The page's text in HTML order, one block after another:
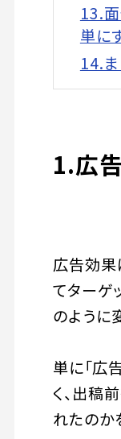
13.
単に
14.
1.広
広告効果
てターゲ
のように
単に「広
く、出稿
れたのか